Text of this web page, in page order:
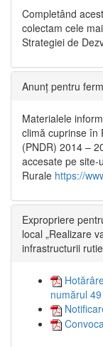
Completând acest
colectam cele
Strategiei de
Anunț pentru
Materialele
climă cuprinse în
(PNDR) 2014 –
accesate pe site-
Rurale https://
Expropriere
local „Realizare
infrastructurii
numărul